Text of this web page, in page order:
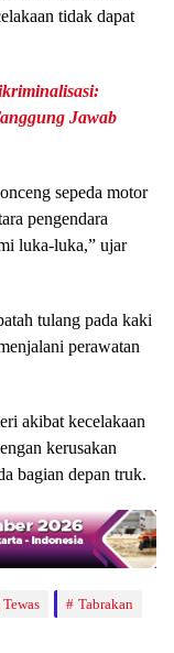
tidak dapat
Jawab
sepeda motor
pengendara
luka-luka,” ujar
tulang pada kaki
perawatan
akibat kecelakaan
kerusakan
bagian depan truk.
Tabrakan